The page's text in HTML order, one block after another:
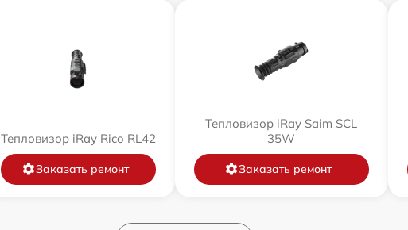
Тепловизор iRay Rico RL42
Заказать ремонт
Тепловизор iRay Saim SCL
35W
Заказать ремонт